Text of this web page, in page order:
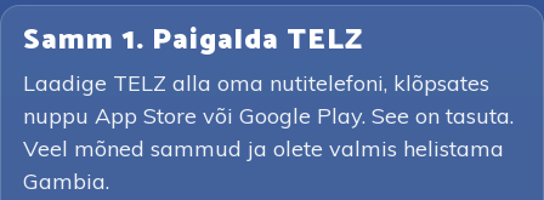
Samm 1. Paigalda TELZ
Laadige TELZ alla oma nutitelefoni, klõpsates
nuppu App Store või Google Play. See on tasuta.
Veel mõned sammud ja olete valmis helistama
Gambia.